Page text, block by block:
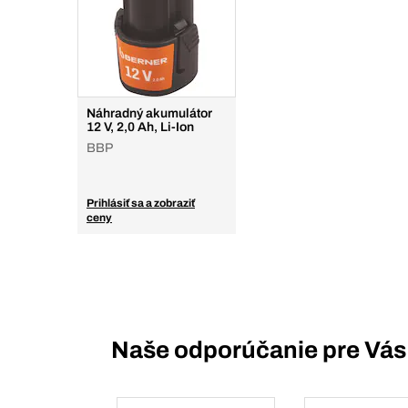
Náhradný akumulátor
12 V, 2,0 Ah, Li-Ion
BBP
Prihlásiť sa a zobraziť
ceny
Naše odporúčanie pre